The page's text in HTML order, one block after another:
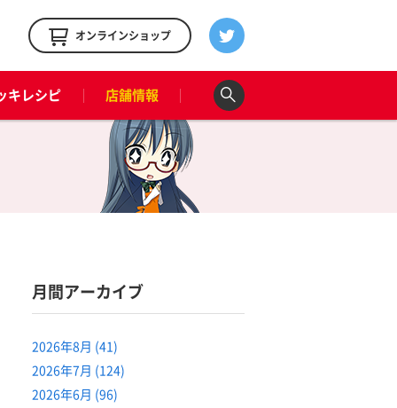
オンラインショップ
キレシピ 店舗情報
月間アーカイブ
2026年8月 (41)
2026年7月 (124)
2026年6月 (96)